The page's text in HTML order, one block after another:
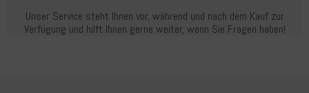
Unser Service steht Ihnen vor, während und nach dem Kauf zur
Verfügung und hilft Ihnen gerne weiter, wenn Sie Fragen haben!